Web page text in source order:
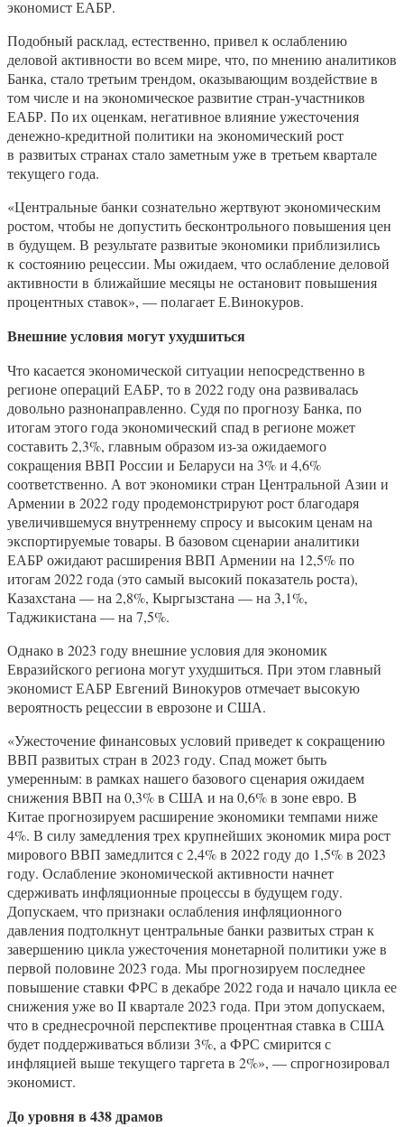
экономист ЕАБР.
Подобный расклад, естественно, привел к ослаблению
деловой активности во всем мире, что, по мнению аналитиков
Банка, стало третьим трендом, оказывающим воздействие в
том числе и на экономическое развитие стран-участников
ЕАБР. По их оценкам, негативное влияние ужесточения
денежно-кредитной политики на экономический рост
в развитых странах стало заметным уже в третьем квартале
текущего года.
«Центральные банки сознательно жертвуют экономическим
ростом, чтобы не допустить бесконтрольного повышения цен
в будущем. В результате развитые экономики приблизились
к состоянию рецессии. Мы ожидаем, что ослабление деловой
активности в ближайшие месяцы не остановит повышения
процентных ставок», — полагает Е.Винокуров.
Внешние условия могут ухудшиться
Что касается экономической ситуации непосредственно в
регионе операций ЕАБР, то в 2022 году она развивалась
довольно разнонаправленно. Судя по прогнозу Банка, по
итогам этого года экономический спад в регионе может
составить 2,3%, главным образом из-за ожидаемого
сокращения ВВП России и Беларуси на 3% и 4,6%
соответственно. А вот экономики стран Центральной Азии и
Армении в 2022 году продемонстрируют рост благодаря
увеличившемуся внутреннему спросу и высоким ценам на
экспортируемые товары. В базовом сценарии аналитики
ЕАБР ожидают расширения ВВП Армении на 12,5% по
итогам 2022 года (это самый высокий показатель роста),
Казахстана — на 2,8%, Кыргызстана — на 3,1%,
Таджикистана — на 7,5%.
Однако в 2023 году внешние условия для экономик
Евразийского региона могут ухудшиться. При этом главный
экономист ЕАБР Евгений Винокуров отмечает высокую
вероятность рецессии в еврозоне и США.
«Ужесточение финансовых условий приведет к сокращению
ВВП развитых стран в 2023 году. Спад может быть
умеренным: в рамках нашего базового сценария ожидаем
снижения ВВП на 0,3% в США и на 0,6% в зоне евро. В
Китае прогнозируем расширение экономики темпами ниже
4%. В силу замедления трех крупнейших экономик мира рост
мирового ВВП замедлится с 2,4% в 2022 году до 1,5% в 2023
году. Ослабление экономической активности начнет
сдерживать инфляционные процессы в будущем году.
Допускаем, что признаки ослабления инфляционного
давления подтолкнут центральные банки развитых стран к
завершению цикла ужесточения монетарной политики уже в
первой половине 2023 года. Мы прогнозируем последнее
повышение ставки ФРС в декабре 2022 года и начало цикла ее
снижения уже во II квартале 2023 года. При этом допускаем,
что в среднесрочной перспективе процентная ставка в США
будет поддерживаться вблизи 3%, а ФРС смирится с
инфляцией выше текущего таргета в 2%», — спрогнозировал
экономист.
До уровня в 438 драмов